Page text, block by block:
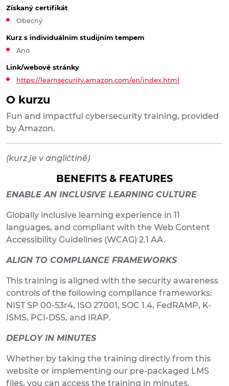
O kurzu
Fun and impactful cybersecurity training, provided
by Amazon.
(kurz je v angličtině)
BENEFITS & FEATURES
ENABLE AN INCLUSIVE LEARNING CULTURE
Globally inclusive learning experience in 11
languages, and compliant with the Web Content
Accessibility Guidelines (WCAG) 2.1 AA.
ALIGN TO COMPLIANCE FRAMEWORKS
This training is aligned with the security awareness
controls of the following compliance frameworks:
NIST SP 00-53r4, ISO 27001, SOC 1.4, FedRAMP, K-
ISMS, PCI-DSS, and IRAP.
DEPLOY IN MINUTES
Whether by taking the training directly from this
website or implementing our pre-packaged LMS
files, you can access the training in minutes.
Získaný certifikát
Obecný
Kurz s individuálním studijním tempem
Ano
Link/webové stránky
https://learnsecurity.amazon.com/en/index.html